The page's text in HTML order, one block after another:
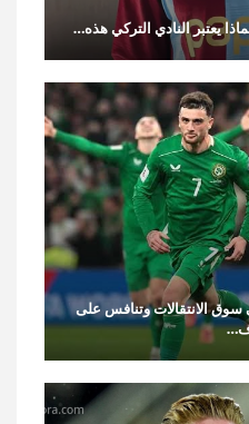
يعتبر النادي التركي هذه…
الانتقالات وتنافس على